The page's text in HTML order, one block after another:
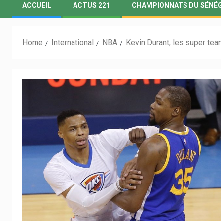
ACCUEIL ACTUS 221 CHAMPIONNATS DU
Home International NBA Kevin Durant, les super